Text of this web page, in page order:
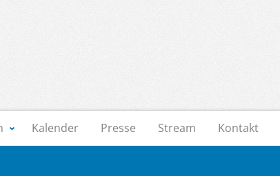
Kalender Presse Stream Kontakt